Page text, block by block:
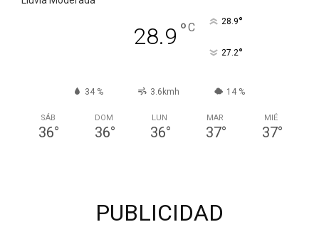
28.9 °C 28.9°
27.2°
34 % 3.6kmh 14 %
SÁB
36°
DOM
36°
LUN
36°
MAR
37°
MIÉ
37°
PUBLICIDAD